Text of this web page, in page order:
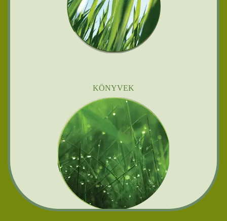
KÖNYVEK